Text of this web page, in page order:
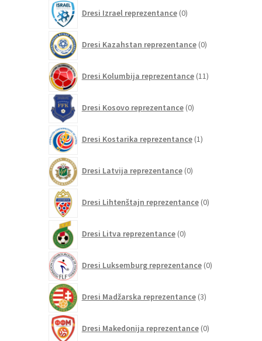
Dresi Izrael reprezentance 0izdelkov
Dresi Kazahstan reprezentance 0izdelkov
Dresi Kolumbija reprezentance 11izdelkov
Dresi Kosovo reprezentance 0izdelkov
Dresi Kostarika reprezentance 1izdelek
Dresi Latvija reprezentance 0izdelkov
Dresi Lihtenštajn reprezentance 0izdelkov
Dresi Litva reprezentance 0izdelkov
Dresi Luksemburg reprezentance 0izdelkov
Dresi Madžarska reprezentance 3izdelki
Dresi Makedonija reprezentance 0izdelkov